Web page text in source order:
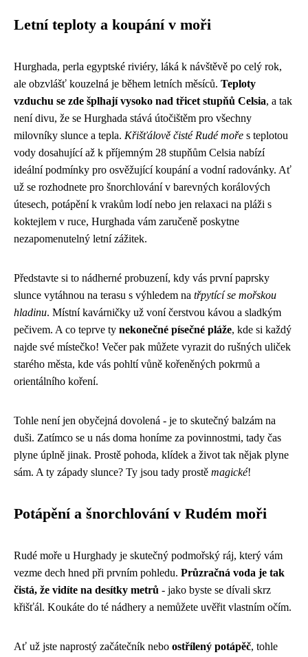
Letní teploty a koupání v moři
Hurghada, perla egyptské riviéry, láká k návštěvě po celý rok,
ale obzvlášť kouzelná je během letních měsíců. Teploty
vzduchu se zde šplhají vysoko nad třicet stupňů Celsia, a tak
není divu, že se Hurghada stává útočištěm pro všechny
milovníky slunce a tepla. Křišťálově čisté Rudé moře s teplotou
vody dosahující až k příjemným 28 stupňům Celsia nabízí
ideální podmínky pro osvěžující koupání a vodní radovánky. Ať
už se rozhodnete pro šnorchlování v barevných korálových
útesech, potápění k vrakům lodí nebo jen relaxaci na pláži s
koktejlem v ruce, Hurghada vám zaručeně poskytne
nezapomenutelný letní zážitek.
Představte si to nádherné probuzení, kdy vás první paprsky
slunce vytáhnou na terasu s výhledem na třpytící se mořskou
hladinu. Místní kavárničky už voní čerstvou kávou a sladkým
pečivem. A co teprve ty nekonečné písečné pláže, kde si každý
najde své místečko! Večer pak můžete vyrazit do rušných uliček
starého města, kde vás pohltí vůně kořeněných pokrmů a
orientálního koření.
Tohle není jen obyčejná dovolená - je to skutečný balzám na
duši. Zatímco se u nás doma honíme za povinnostmi, tady čas
plyne úplně jinak. Prostě pohoda, klídek a život tak nějak plyne
sám. A ty západy slunce? Ty jsou tady prostě magické!
Potápění a šnorchlování v Rudém moři
Rudé moře u Hurghady je skutečný podmořský ráj, který vám
vezme dech hned při prvním pohledu. Průzračná voda je tak
čistá, že vidíte na desítky metrů - jako byste se dívali skrz
křišťál. Koukáte do té nádhery a nemůžete uvěřit vlastním očím.
Ať už jste naprostý začátečník nebo ostřílený potápěč, tohle